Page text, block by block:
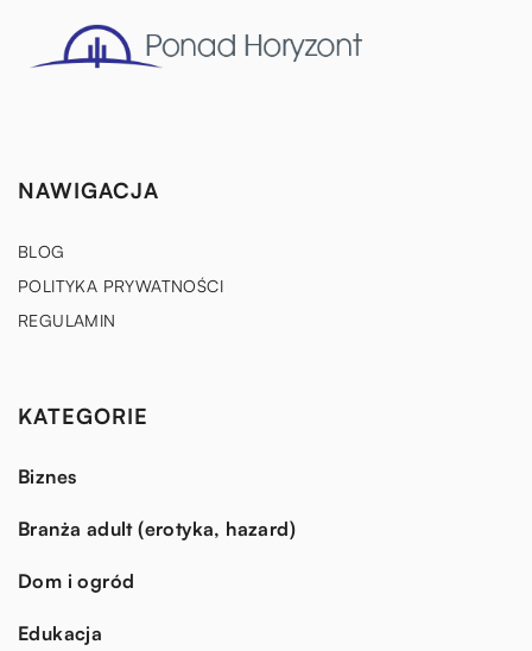
NAWIGACJA
BLOG
POLITYKA PRYWATNOŚCI
REGULAMIN
KATEGORIE
Biznes
Branża adult (erotyka, hazard)
Dom i ogród
Edukacja